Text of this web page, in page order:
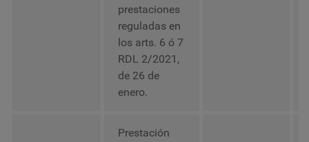
prestaciones
reguladas en
los arts. 6 ó 7
RDL 2/2021,
de 26 de
enero.
Prestación